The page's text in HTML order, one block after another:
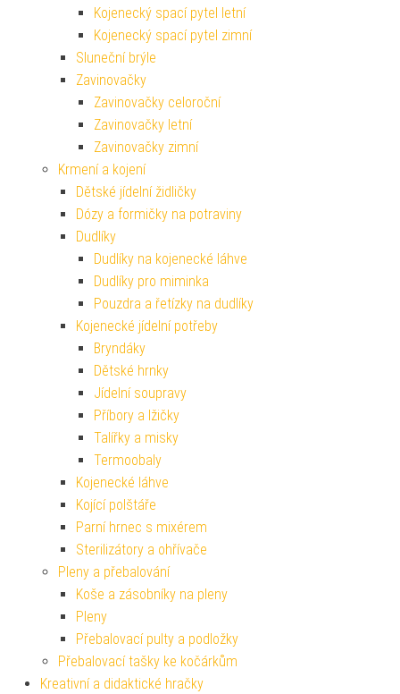
Kojenecký spací pytel letní
Kojenecký spací pytel zimní
Sluneční brýle
Zavinovačky
Zavinovačky celoroční
Zavinovačky letní
Zavinovačky zimní
Krmení a kojení
Dětské jídelní židličky
Dózy a formičky na potraviny
Dudlíky
Dudlíky na kojenecké láhve
Dudlíky pro miminka
Pouzdra a řetízky na dudlíky
Kojenecké jídelní potřeby
Bryndáky
Dětské hrnky
Jídelní soupravy
Příbory a lžičky
Talířky a misky
Termoobaly
Kojenecké láhve
Kojící polštáře
Parní hrnec s mixérem
Sterilizátory a ohřívače
Pleny a přebalování
Koše a zásobníky na pleny
Pleny
Přebalovací pulty a podložky
Přebalovací tašky ke kočárkům
Kreativní a didaktické hračky